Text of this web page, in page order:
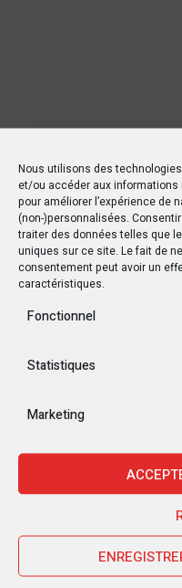
Nous utilisons des
et/ou accéder aux
pour améliorer l’expérience de
(non-)personnalisées.
traiter des données telles que
uniques sur ce site. Le fait de
consentement peut avoir un
caractéristiques.
Fonctionnel
Statistiques
Marketing
Nouvelles